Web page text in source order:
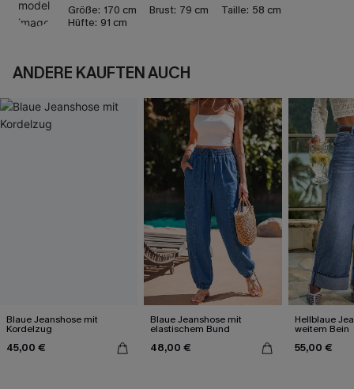
Größe: 170 cm Brust: 79 cm Taille: 58 cm
Hüfte: 91 cm
ANDERE KAUFTEN AUCH
Blaue Jeanshose mit
Kordelzug
45,00 €
Blaue Jeanshose mit
elastischem Bund
48,00 €
Hellblaue
weitem Bein
55,00 €